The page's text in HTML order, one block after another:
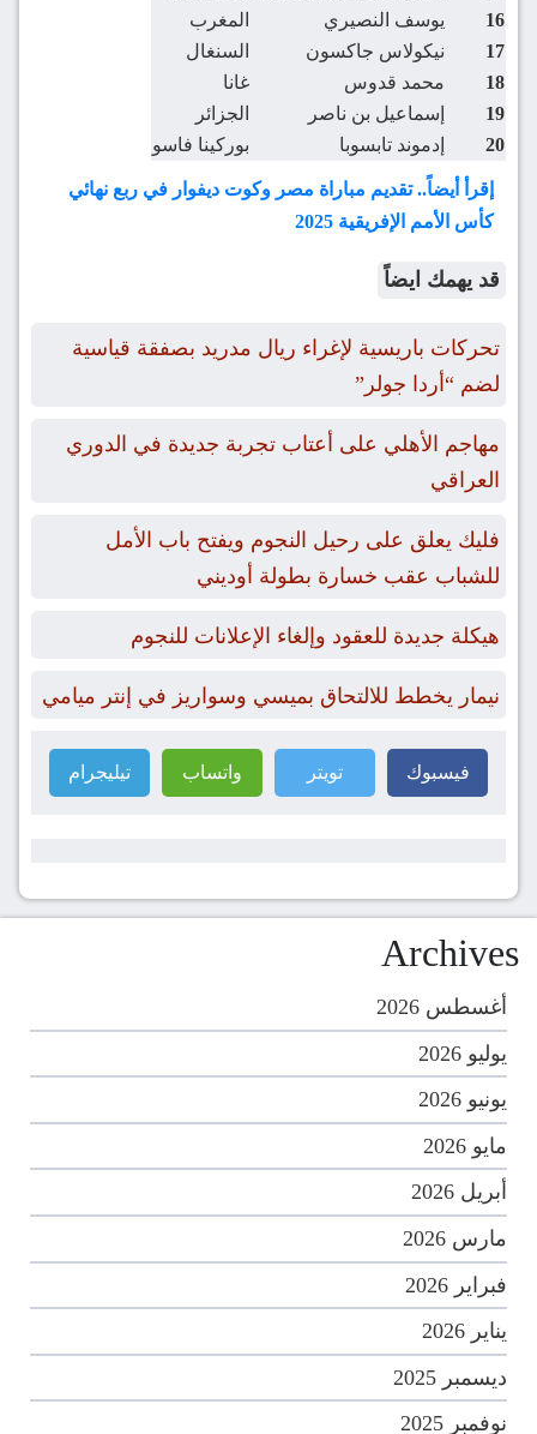
16
يوسف النصيري
المغرب
17
نيكولاس جاكسون
السنغال
18
محمد قدوس
غانا
19
إسماعيل بن ناصر
الجزائر
20
إدموند تابسوبا بوركينا فاسو
إقرأ أيضاً.. تقديم مباراة مصر وكوت ديفوار في ربع نهائي
كأس الأمم الإفريقية 2025
قد يهمك ايضاً
تحركات باريسية لإغراء ريال مدريد بصفقة قياسية
لضم “أردا جولر”
مهاجم الأهلي على أعتاب تجربة جديدة في الدوري
العراقي
فليك يعلق على رحيل النجوم ويفتح باب الأمل
للشباب عقب خسارة بطولة أوديني
هيكلة جديدة للعقود وإلغاء الإعلانات للنجوم
نيمار يخطط للالتحاق بميسي وسواريز في إنتر ميامي
فيسبوك تويتر واتساب تيليجرام
Archives
أغسطس 2026
يوليو 2026
يونيو 2026
مايو 2026
أبريل 2026
مارس 2026
فبراير 2026
يناير 2026
ديسمبر 2025
نوفمبر 2025